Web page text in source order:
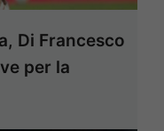
Di Francesco
per la